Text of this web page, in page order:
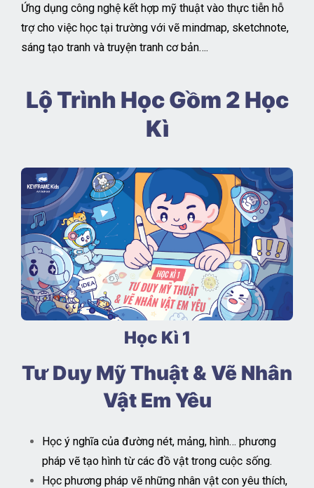
Ứng dụng công nghệ kết hợp mỹ thuật vào thực tiễn hỗ
trợ cho việc học tại trường với vẽ mindmap, sketchnote,
sáng tạo tranh và truyện tranh cơ bản….
Lộ Trình Học Gồm 2 Học
Kì
Học Kì 1
Tư Duy Mỹ Thuật & Vẽ Nhân
Vật Em Yêu
Học ý nghĩa của đường nét, mảng, hình… phương
pháp vẽ tạo hình từ các đồ vật trong cuộc sống.
Học phương pháp vẽ những nhân vật con yêu thích,